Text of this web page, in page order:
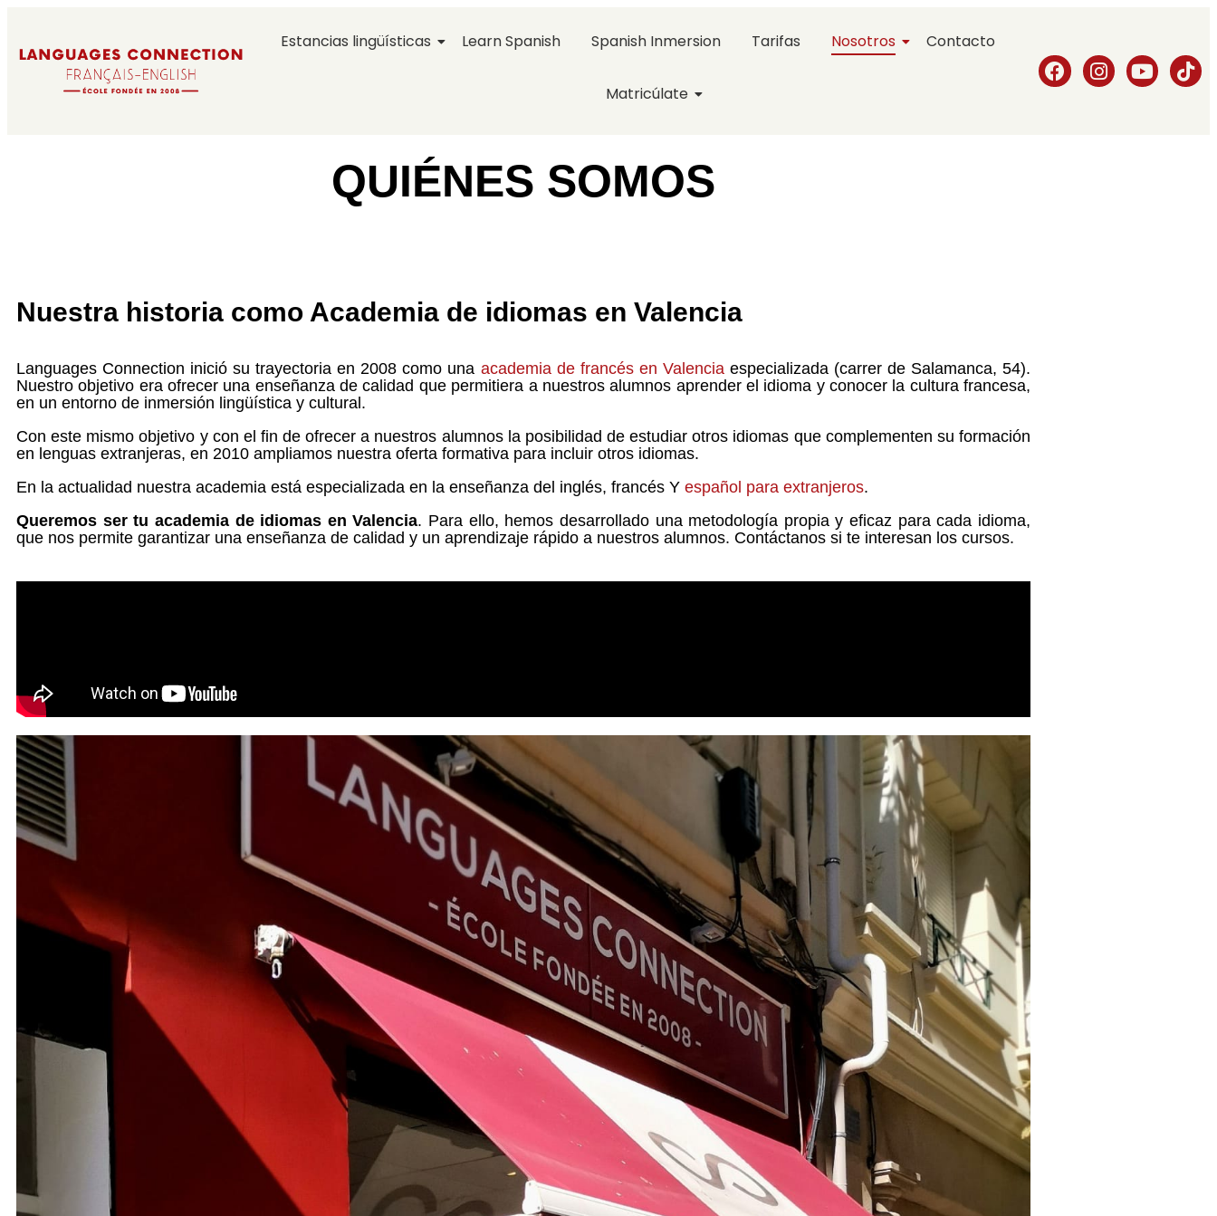
Estancias lingüísticas Learn Spanish Spanish Inmersion Tarifas Nosotros Contacto
Matricúlate
QUIÉNES SOMOS
Nuestra historia como Academia de idiomas en Valencia
Languages Connection inició su trayectoria en 2008 como una academia de francés en Valenciaespecializada (carrer de Salamanca, 54).
Nuestro objetivo era ofrecer una enseñanza de calidad que permitiera a nuestros alumnos aprender el idioma y conocer la cultura francesa,
en un entorno de inmersión lingüística y cultural.
Con este mismo objetivo y con el fin de ofrecer a nuestros alumnos la posibilidad de estudiar otros idiomas que complementen su formación
en lenguas extranjeras, en 2010 ampliamos nuestra oferta formativa para incluir otros idiomas.
En la actualidad nuestra academia está especializada en la enseñanza del inglés, francés Y español para extranjeros.
Queremos ser tu academia de idiomas en Valencia. Para ello, hemos desarrollado una metodología propia y eficaz para cada idioma,
que nos permite garantizar una enseñanza de calidad y un aprendizaje rápido a nuestros alumnos. Contáctanos si te interesan los cursos.